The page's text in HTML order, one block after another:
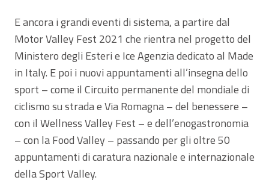
E ancora i grandi eventi di sistema, a partire dal
Motor Valley Fest 2021 che rientra nel progetto del
Ministero degli Esteri e Ice Agenzia dedicato al Made
in Italy. E poi i nuovi appuntamenti all’insegna dello
sport – come il Circuito permanente del mondiale di
ciclismo su strada e Via Romagna – del benessere –
con il Wellness Valley Fest – e dell’enogastronomia
– con la Food Valley – passando per gli oltre 50
appuntamenti di caratura nazionale e internazionale
della Sport Valley.